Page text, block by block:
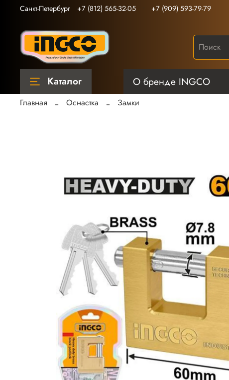
Санкт-Петербург +7 (812) 565-32-05 +7 (909) 593-79-79
Каталог О бренде INGCO
Главная Оснастка Замки